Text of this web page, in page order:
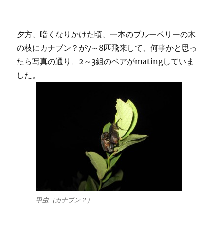
夕方、暗くなりかけた頃、一本のブルーベリーの木
の枝にカナブン？が7～8匹飛来して、何事かと思っ
たら写真の通り、2～3組のペアがmatingしていま
した。
甲虫（カナブン？）